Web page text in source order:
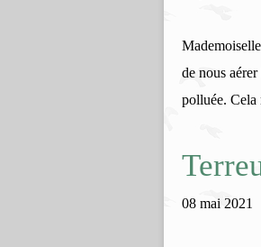
de nous
polluée. Cela
08 mai 2021